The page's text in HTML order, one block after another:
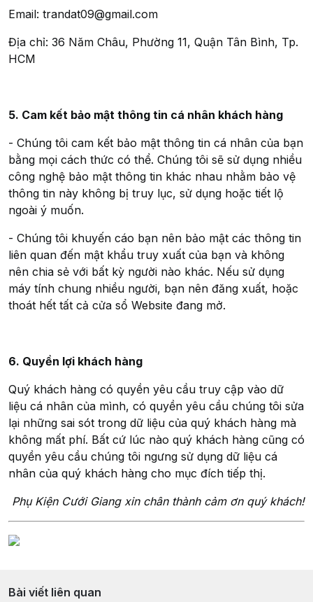
Email: trandat09@gmail.com
Địa chỉ: 36 Năm Châu, Phường 11, Quận Tân Bình, Tp.
HCM
5. Cam kết bảo mật thông tin cá nhân khách hàng
- Chúng tôi cam kết bảo mật thông tin cá nhân của bạn
bằng mọi cách thức có thể. Chúng tôi sẽ sử dụng nhiều
công nghệ bảo mật thông tin khác nhau nhằm bảo vệ
thông tin này không bị truy lục, sử dụng hoặc tiết lộ
ngoài ý muốn.
- Chúng tôi khuyến cáo bạn nên bảo mật các thông tin
liên quan đến mật khẩu truy xuất của bạn và không
nên chia sẻ với bất kỳ người nào khác. Nếu sử dụng
máy tính chung nhiều người, bạn nên đăng xuất, hoặc
thoát hết tất cả cửa sổ Website đang mở.
6. Quyền lợi khách hàng
Quý khách hàng có quyền yêu cầu truy cập vào dữ
liệu cá nhân của mình, có quyền yêu cầu chúng tôi sửa
lại những sai sót trong dữ liệu của quý khách hàng mà
không mất phí. Bất cứ lúc nào quý khách hàng cũng có
quyền yêu cầu chúng tôi ngưng sử dụng dữ liệu cá
nhân của quý khách hàng cho mục đích tiếp thị.
Phụ Kiện Cưới Giang xin chân thành cảm ơn quý khách!
Bài viết liên quan